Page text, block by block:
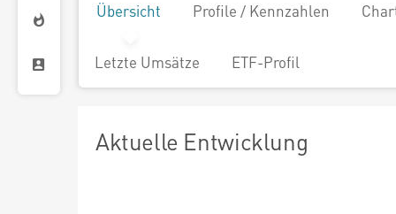
Übersicht Profile / Kennzahlen
Letzte Umsätze ETF-Profil
Aktuelle Entwicklung